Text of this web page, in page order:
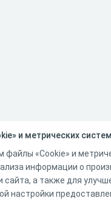
и метрических
файлы «Cookie» и
информации о
сайта, а также для
настройки